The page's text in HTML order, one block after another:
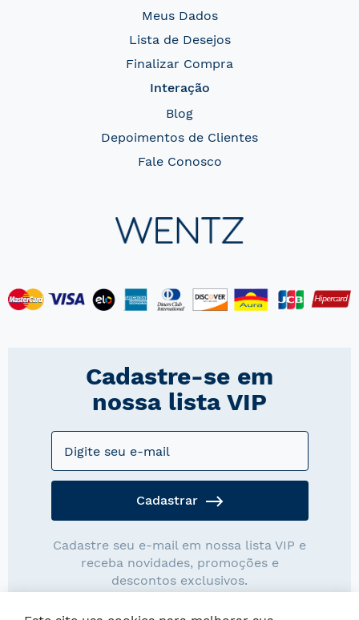
Meus Dados
Lista de Desejos
Finalizar Compra
Interação
Blog
Depoimentos de Clientes
Fale Conosco
Cadastre-se em
nossa lista VIP
Cadastrar
Cadastre seu e-mail em nossa lista VIP e
receba novidades, promoções e
descontos exclusivos.